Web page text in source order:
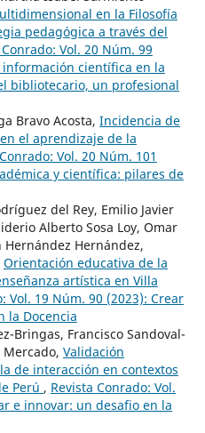
en la Filosofía
pedagógica a través del
Vol. 20 Núm. 99
información científica en la
bibliotecario, un profesional
Bravo Acosta, Incidencia de
el aprendizaje de la
Vol. 20 Núm. 101
y científica: pilares de
del Rey, Emilio Javier
Alberto Sosa Loy, Omar
Hernández Hernández,
Orientación educativa de la
artística en Villa
Vol. 19 Núm. 90 (2023): Crear
la Docencia
Bringas, Francisco Sandoval-
Validación
de interacción en contextos
Perú , Revista Conrado: Vol.
e innovar: un desafio en la